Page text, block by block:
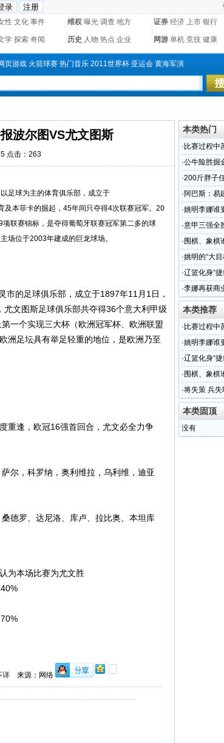
性 文化 事件 维权 曝光 调查 地方 证券 经济 上市 银行
学 探索 奇闻 历史 人物 热点 企业 网游 单机 竞技 健康
页游戏 火箭球赛 热门音乐 2011世界杯 亚运会 黄海军演
波尔图VS尤文图斯
点击： 263
足球为主的体育俱乐部，成立于
及本菲卡的掘起，45年间只夺得4次联赛冠军。20
联赛锦标，是夺得葡萄牙联赛冠军第二多的球
场位于2003年建成的巨龙球场。
的足球俱乐部，成立于1897年11月1日，
文图斯足球俱乐部共夺得36个意大利甲级
一个实现三大杯（欧洲冠军杯、欧洲联盟
洲足坛具有举足轻重的地位，是欧洲乃至
重逢，欧冠16强首回合，尤文必全力争
尔，科罗纳，奥利维拉，乌利维，迪亚
德罗、达尼洛、库卢、拉比奥、本坦库
为本场比赛为尤文胜
详 来源：网络
本类热门
· 比赛过程中
·公牛险胜掘
·200斤胖子
·阿巴斯：易
·姚明李娜谁
·意甲三强全
· 围棋、象棋
·姚明的“大
十年梦想成
·辽篮化身“
·李娜再获商
本类推荐
· 比赛过程中
·姚明李娜谁
·辽篮化身“
· 围棋、象棋
·将失策 兵
排
本类固顶
没有